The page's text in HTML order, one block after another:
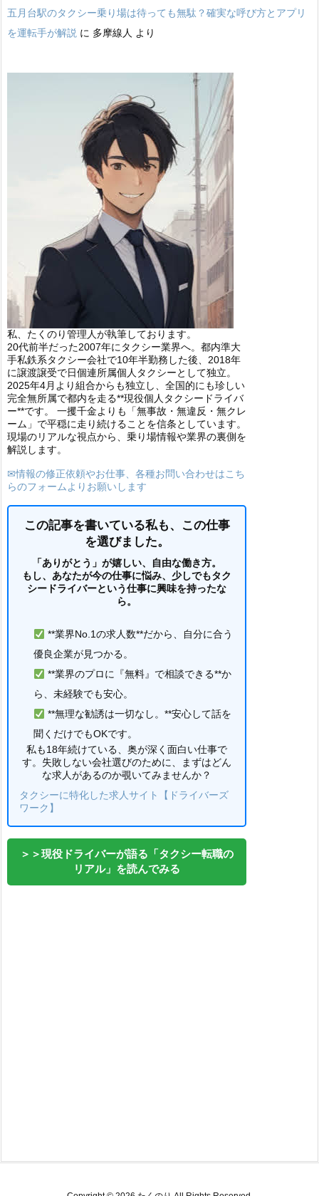
五月台駅のタクシー乗り場は待っても無駄？確実な呼び方とアプリ
を運転手が解説 に 多摩線人 より
私、たくのり管理人が執筆しております。
20代前半だった2007年にタクシー業界へ。都内準大
手私鉄系タクシー会社で10年半勤務した後、2018年
に譲渡譲受で日個連所属個人タクシーとして独立。
2025年4月より組合からも独立し、全国的にも珍しい
完全無所属で都内を走る**現役個人タクシードライバ
ー**です。 一攫千金よりも「無事故・無違反・無クレ
ーム」で平穏に走り続けることを信条としています。
現場のリアルな視点から、乗り場情報や業界の裏側を
解説します。
✉情報の修正依頼やお仕事、各種お問い合わせはこち
らのフォームよりお願いします
この記事を書いている私も、この仕事
を選びました。
「ありがとう」が嬉しい、自由な働き方。
もし、あなたが今の仕事に悩み、少しでもタク
シードライバーという仕事に興味を持ったな
ら。
**業界No.1の求人数**だから、自分に合う
優良企業が見つかる。
**業界のプロに『無料』で相談できる**か
ら、未経験でも安心。
**無理な勧誘は一切なし。**安心して話を
聞くだけでもOKです。
私も18年続けている、奥が深く面白い仕事で
す。失敗しない会社選びのために、まずはどん
な求人があるのか覗いてみませんか？
タクシーに特化した求人サイト【ドライバーズ
ワーク】
＞＞現役ドライバーが語る「タクシー転職の
リアル」を読んでみる